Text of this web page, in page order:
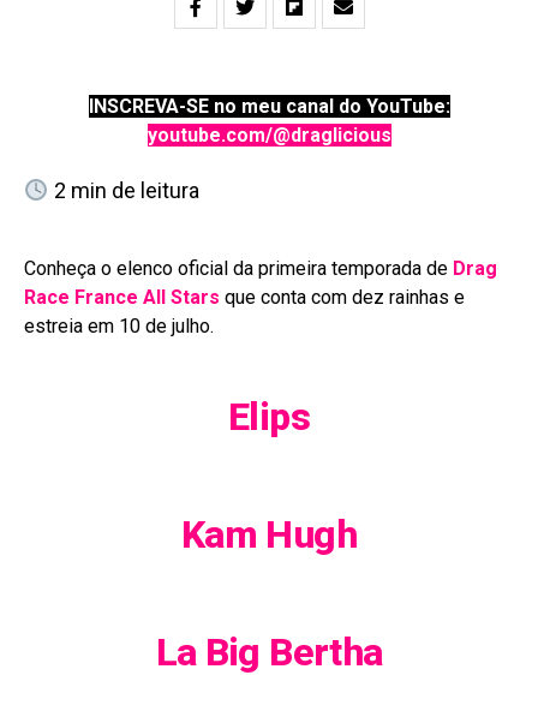
INSCREVA-SE no meu canal do YouTube:
youtube.com/@draglicious
2 min de leitura
Conheça o elenco oficial da primeira temporada de Drag
Race France All Stars que conta com dez rainhas e
estreia em 10 de julho.
Elips
Kam Hugh
La Big Bertha